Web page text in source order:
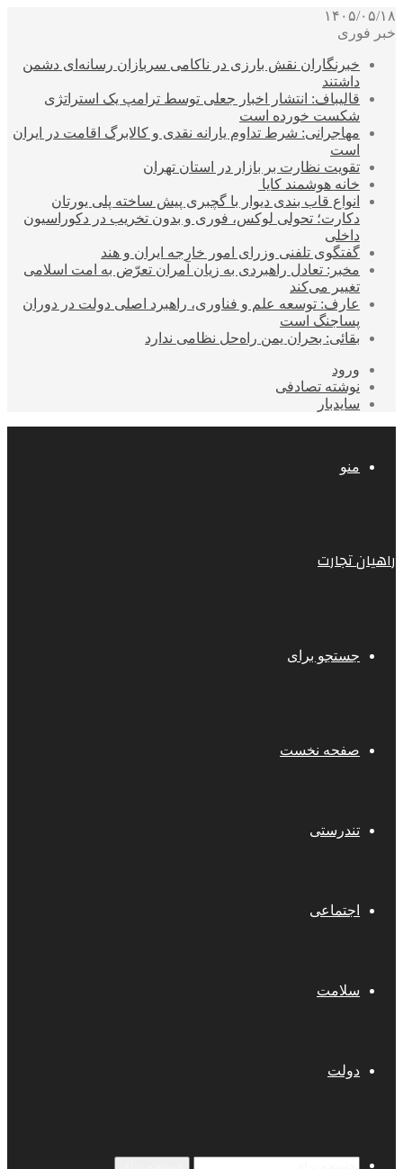
۱۴۰۵/۰۵/۱۸
خبر فوری
خبرنگاران نقش بارزی در ناکامی سربازان رسانه‌ای دشمن
داشتند
قالیباف: انتشار اخبار جعلی توسط ترامپ یک استراتژی
شکست خورده است
مهاجرانی: شرط تداوم یارانه نقدی و کالابرگ اقامت در ایران
است
تقویت نظارت بر بازار در استان تهران
خانه هوشمند کایا
انواع قاب بندی دیوار با گچبری پیش ساخته پلی یورتان
دکارت؛ تحولی لوکس، فوری و بدون تخریب در دکوراسیون
داخلی
گفتگوی تلفنی وزرای امور خارجه ایران و هند
مخبر: تعادل راهبردی به زیان آمران تعرّض به امت اسلامی
تغییر می‌کند
عارف: توسعه علم و فناوری، راهبرد اصلی دولت در دوران
پساجنگ است
بقائی: بحران یمن راه‌حل نظامی ندارد
ورود
نوشته تصادفی
سایدبار
منو
راهیان تجارت
جستجو برای
صفحه نخست
تندرستی
اجتماعی
سلامت
دولت